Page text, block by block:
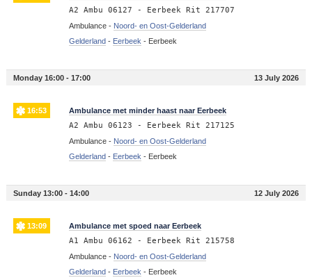
A2 Ambu 06127 - Eerbeek Rit 217707
Ambulance - Noord- en Oost-Gelderland
Gelderland- Eerbeek - Eerbeek
Monday 16:00 - 17:00 13 July 2026
16:53 Ambulance met minder haast naar Eerbeek
A2 Ambu 06123 - Eerbeek Rit 217125
Ambulance - Noord- en Oost-Gelderland
Gelderland- Eerbeek - Eerbeek
Sunday 13:00 - 14:00 12 July 2026
13:09 Ambulance met spoed naar Eerbeek
A1 Ambu 06162 - Eerbeek Rit 215758
Ambulance - Noord- en Oost-Gelderland
Gelderland- Eerbeek - Eerbeek